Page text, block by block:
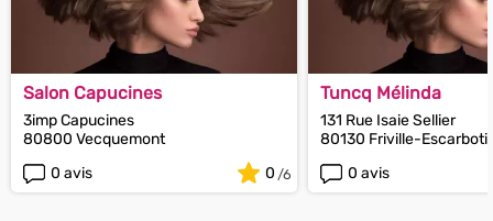
Salon Capucines
3imp Capucines
80800 Vecquemont
0 avis
0
Tuncq Mélinda
131 Rue Isaie Sellier
80130 Friville-
0 avis